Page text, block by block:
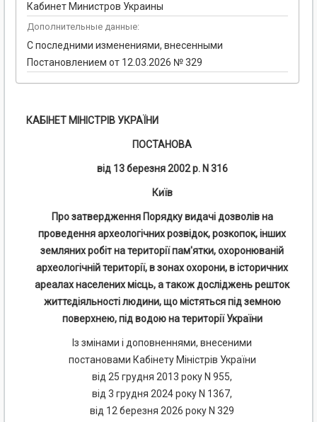
Кабинет Министров Украины
Дополнительные данные:
С последними изменениями, внесенными
Постановлением от 12.03.2026 № 329
КАБІНЕТ МІНІСТРІВ УКРАЇНИ
ПОСТАНОВА
від 13 березня 2002 р. N 316
Київ
Про затвердження Порядку видачі дозволів на
проведення археологічних розвідок, розкопок, інших
земляних робіт на території пам'ятки, охоронюваній
археологічній території, в зонах охорони, в історичних
ареалах населених місць, а також досліджень решток
життєдіяльності людини, що містяться під земною
поверхнею, під водою на території України
Із змінами і доповненнями, внесеними
постановами Кабінету Міністрів України
від 25 грудня 2013 року N 955,
від 3 грудня 2024 року N 1367,
від 12 березня 2026 року N 329